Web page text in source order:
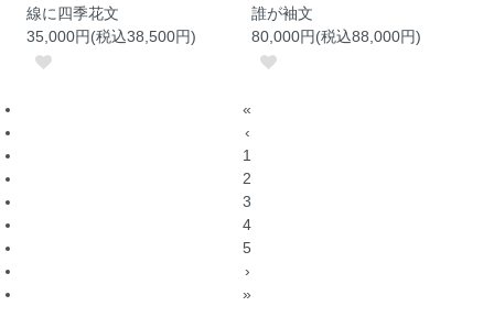
線に四季花文
35,000円(税込38,500円)
誰が袖文
80,000円(税込88,000円)
«
‹
1
2
3
4
5
›
»